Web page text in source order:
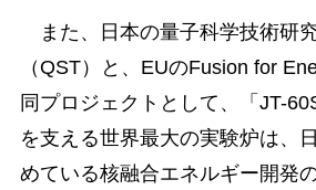
また、日本の量子科学技術研
（QST）と、EUのFusion for
同プロジェクトとして、「JT-
を支える世界最大の実験炉は、
めている核融合エネルギー開発